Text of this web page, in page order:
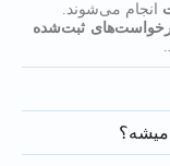
انجام می‌شوند.
ثبت‌شده
میشه؟